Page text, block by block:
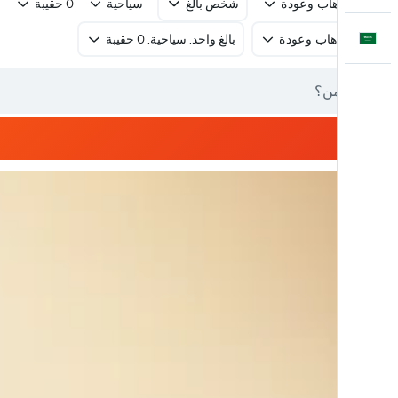
العَرَبِيَّة
رحلة ذهاب وعودة شخص بالغ سياحية 0 حقيبة
رحلة ذهاب وعودة بالغ واحد, سياحية, 0 حقيبة